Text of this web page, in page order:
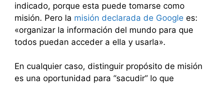
indicado, porque esta puede tomarse como
misión. Pero la misión declarada de Google es:
«organizar la información del mundo para que
todos puedan acceder a ella y usarla».
En cualquier caso, distinguir propósito de misión
es una oportunidad para “sacudir” lo que